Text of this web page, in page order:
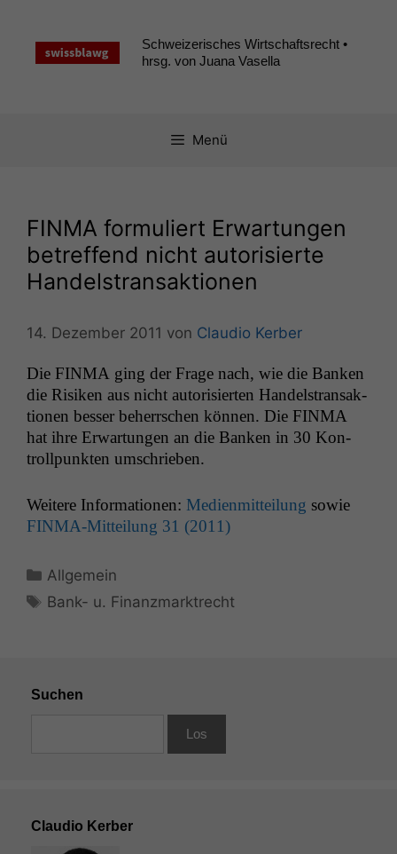
springen
Schweizerisches Wirtschaftsrecht •
hrsg. von Juana Vasella
Menü
FINMA formuliert Erwartungen
betreffend nicht autorisierte
Handelstransaktionen
14. Dezember 2011 von Claudio Kerber
Die FINMA ging der Frage nach, wie die Banken
die Risiken aus nicht autorisierten Han­del­stransak­
tio­nen bess­er beherrschen kön­nen. Die FINMA
hat ihre Erwartun­gen an die Banken in 30 Kon­
trollpunk­ten umschrieben.
Weit­ere Infor­ma­tio­nen: Medi­en­mit­teilung sowie
FIN­MA-Mit­teilung 31 (2011)
Kategorien
Allgemein
Schlagwörter
Bank- u. Finanzmarktrecht
Suchen
Claudio Kerber